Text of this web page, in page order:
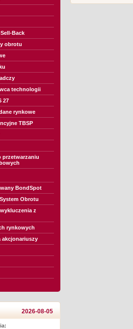
Back
obrotu
technologii
27
rynkowe
TBSP
przetwarzaniu
BondSpot
Obrotu
z
rynkowych
akcjonariuszy
2026-08-05